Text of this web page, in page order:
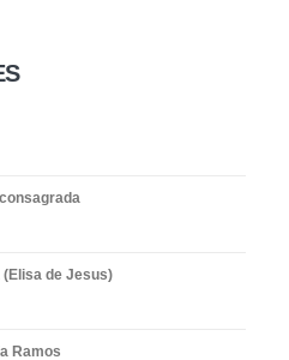
(Elisa de Jesus)
Ramos